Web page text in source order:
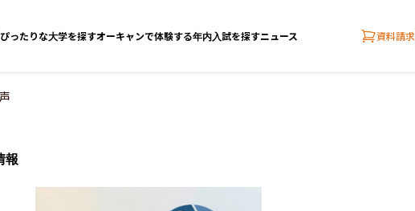
ぴったりな大学を探すオーキャンで体験する年内入試を探すニュース 資料請求
報